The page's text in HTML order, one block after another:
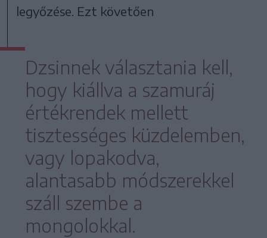
legyőzése. Ezt követően
Dzsinnek választania kell,
hogy kiállva a szamuráj
értékrendek mellett
tisztességes küzdelemben,
vagy lopakodva,
alantasabb módszerekkel
száll szembe a
mongolokkal.